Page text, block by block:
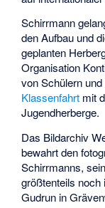
Schirrmann
den Aufbau und
geplanten
Organisation
von Schülern
Klassenfahrt mit
Jugendherberge.
Das Bildarchiv
bewahrt den
Schirrmanns,
größtenteils
Gudrun in